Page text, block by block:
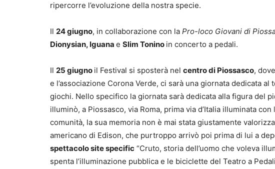
ripercorre l’evoluzione della nostra specie.
Il 24 giugno, in collaborazione con la Pro-loco Giovani di
Dionysian, Iguana e Slim Tonino in concerto a pedali.
Il 25 giugno il Festival si sposterà nel centro di Piossasco,
e l’associazione Corona Verde, ci sarà una giornata dedicata
giochi. Nello specifico la giornata sarà dedicata alla figura del
illuminò, a Piossasco, via Roma, prima via d’Italia illuminata
comunità, la sua memoria non è mai stata giustamente
americano di Edison, che purtroppo arrivò poi prima di lui a
spettacolo site specific “Cruto, storia dell’uomo che voleva
spenta l’illuminazione pubblica e le biciclette del Teatro a